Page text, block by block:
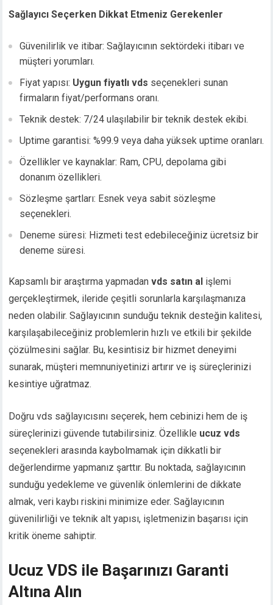
Sağlayıcı Seçerken Dikkat Etmeniz Gerekenler
Güvenilirlik ve itibar: Sağlayıcının sektördeki itibarı ve
müşteri yorumları.
Fiyat yapısı: Uygun fiyatlı vds seçenekleri sunan
firmaların fiyat/performans oranı.
Teknik destek: 7/24 ulaşılabilir bir teknik destek ekibi.
Uptime garantisi: %99.9 veya daha yüksek uptime oranları.
Özellikler ve kaynaklar: Ram, CPU, depolama gibi
donanım özellikleri.
Sözleşme şartları: Esnek veya sabit sözleşme
seçenekleri.
Deneme süresi: Hizmeti test edebileceğiniz ücretsiz bir
deneme süresi.
Kapsamlı bir araştırma yapmadanvds satın al işlemi
gerçekleştirmek, ileride çeşitli sorunlarla karşılaşmanıza
neden olabilir. Sağlayıcının sunduğu teknik desteğin kalitesi,
karşılaşabileceğiniz problemlerin hızlı ve etkili bir şekilde
çözülmesini sağlar. Bu, kesintisiz bir hizmet deneyimi
sunarak, müşteri memnuniyetinizi artırır ve iş süreçlerinizi
kesintiye uğratmaz.
Doğru vds sağlayıcısını seçerek, hem cebinizi hem de iş
süreçlerinizi güvende tutabilirsiniz. Özellikle ucuz vds
seçenekleri arasında kaybolmamak için dikkatli bir
değerlendirme yapmanız şarttır. Bu noktada, sağlayıcının
sunduğu yedekleme ve güvenlik önlemlerini de dikkate
almak, veri kaybı riskini minimize eder. Sağlayıcının
güvenilirliği ve teknik alt yapısı, işletmenizin başarısı için
kritik öneme sahiptir.
Ucuz VDS ile Başarınızı Garanti
Altına Alın